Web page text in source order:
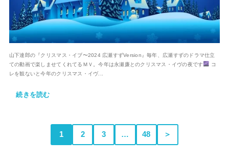
山下達郎の『クリスマス・イブ〜2024 広瀬すずVersion』毎年、広瀬すずのドラマ仕立
ての動画で楽しませてくれてるＭＶ。今年は永瀬廉とのクリスマス・イヴの夜です
コ
レを観ないと今年のクリスマス・イヴ...
続きを読む
1 2 3 … 48 ＞